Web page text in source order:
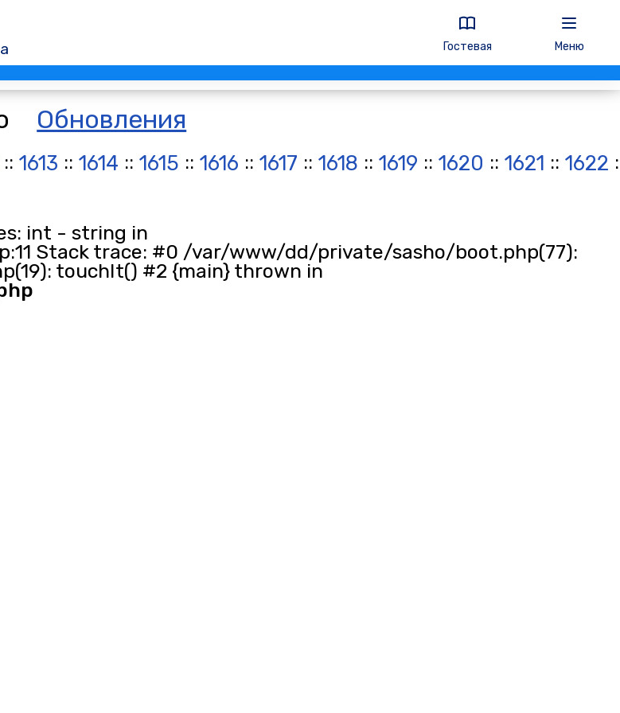
Гостевая Меню
Обновления
:: 1613 :: 1614 :: 1615 :: 1616 :: 1617 :: 1618 :: 1619 :: 1620 :: 1621 :: 1622
int - string in
Stack trace: #0 /var/www/dd/private/sasho/boot.php(77):
touchIt() #2 {main} thrown in